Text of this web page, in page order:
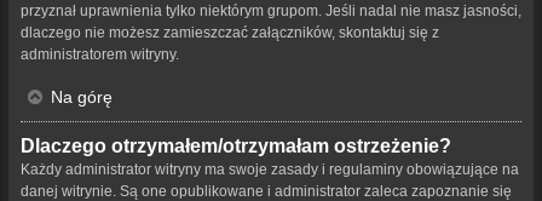
przyznał uprawnienia tylko niektórym grupom. Jeśli nadal nie masz jasności,
dlaczego nie możesz zamieszczać załączników, skontaktuj się z
administratorem witryny.
Na górę
Dlaczego otrzymałem/otrzymałam ostrzeżenie?
Każdy administrator witryny ma swoje zasady i regulaminy obowiązujące na
danej witrynie. Są one opublikowane i administrator zaleca zapoznanie się